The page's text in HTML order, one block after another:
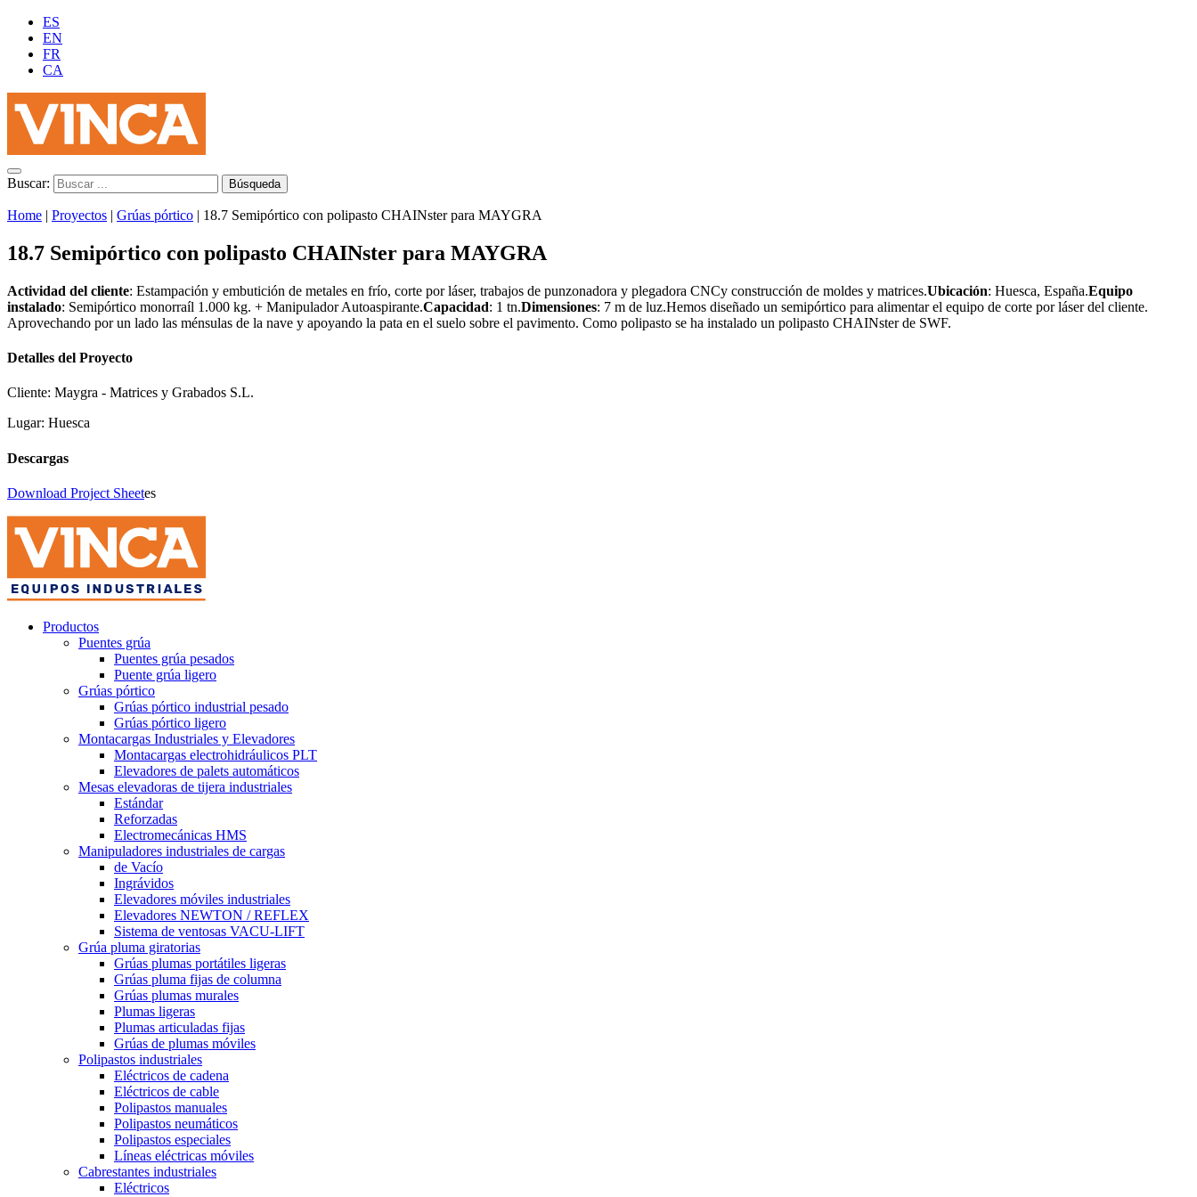
ES
EN
FR
CA
Buscar:
Home | Proyectos | Grúas pórtico | 18.7 Semipórtico con polipasto CHAINster para MAYGRA
18.7 Semipórtico con polipasto CHAINster para MAYGRA
Actividad del cliente: Estampación y embutición de metales en frío, corte por láser, trabajos de punzonadora y plegadora CNCy construcción de moldes y matrices.Ubicación: Huesca, España.Equipo
instalado: Semipórtico monorraíl 1.000 kg. + Manipulador Autoaspirante.Capacidad: 1 tn.Dimensiones: 7 m de luz.Hemos diseñado un semipórtico para alimentar el equipo de corte por láser del cliente.
Aprovechando por un lado las ménsulas de la nave y apoyando la pata en el suelo sobre el pavimento. Como polipasto se ha instalado un polipasto CHAINster de SWF.
Detalles del Proyecto
Cliente: Maygra - Matrices y Grabados S.L.
Lugar: Huesca
Descargas
Download Project Sheetes
Productos
Puentes grúa
Puentes grúa pesados
Puente grúa ligero
Grúas pórtico
Grúas pórtico industrial pesado
Grúas pórtico ligero
Montacargas Industriales y Elevadores
Montacargas electrohidráulicos PLT
Elevadores de palets automáticos
Mesas elevadoras de tijera industriales
Estándar
Reforzadas
Electromecánicas HMS
Manipuladores industriales de cargas
de Vacío
Ingrávidos
Elevadores móviles industriales
Elevadores NEWTON / REFLEX
Sistema de ventosas VACU-LIFT
Grúa pluma giratorias
Grúas plumas portátiles ligeras
Grúas pluma fijas de columna
Grúas plumas murales
Plumas ligeras
Plumas articuladas fijas
Grúas de plumas móviles
Polipastos industriales
Eléctricos de cadena
Eléctricos de cable
Polipastos manuales
Polipastos neumáticos
Polipastos especiales
Líneas eléctricas móviles
Cabrestantes industriales
Eléctricos